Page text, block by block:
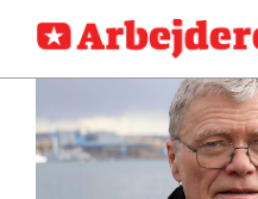
SEKTIONER
ARBEJDEREN
MENER
SOUNDCLOUD
ABONNER
LOG IND